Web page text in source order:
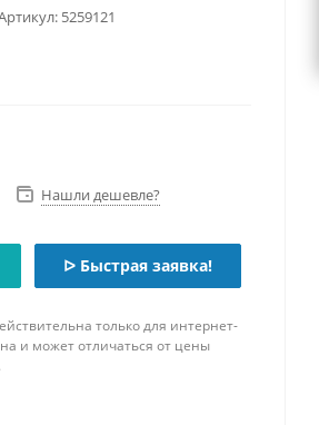
5259121
Нашли дешевле?
ᐅ Быстрая заявка!
только для интернет-
и может отличаться от цены